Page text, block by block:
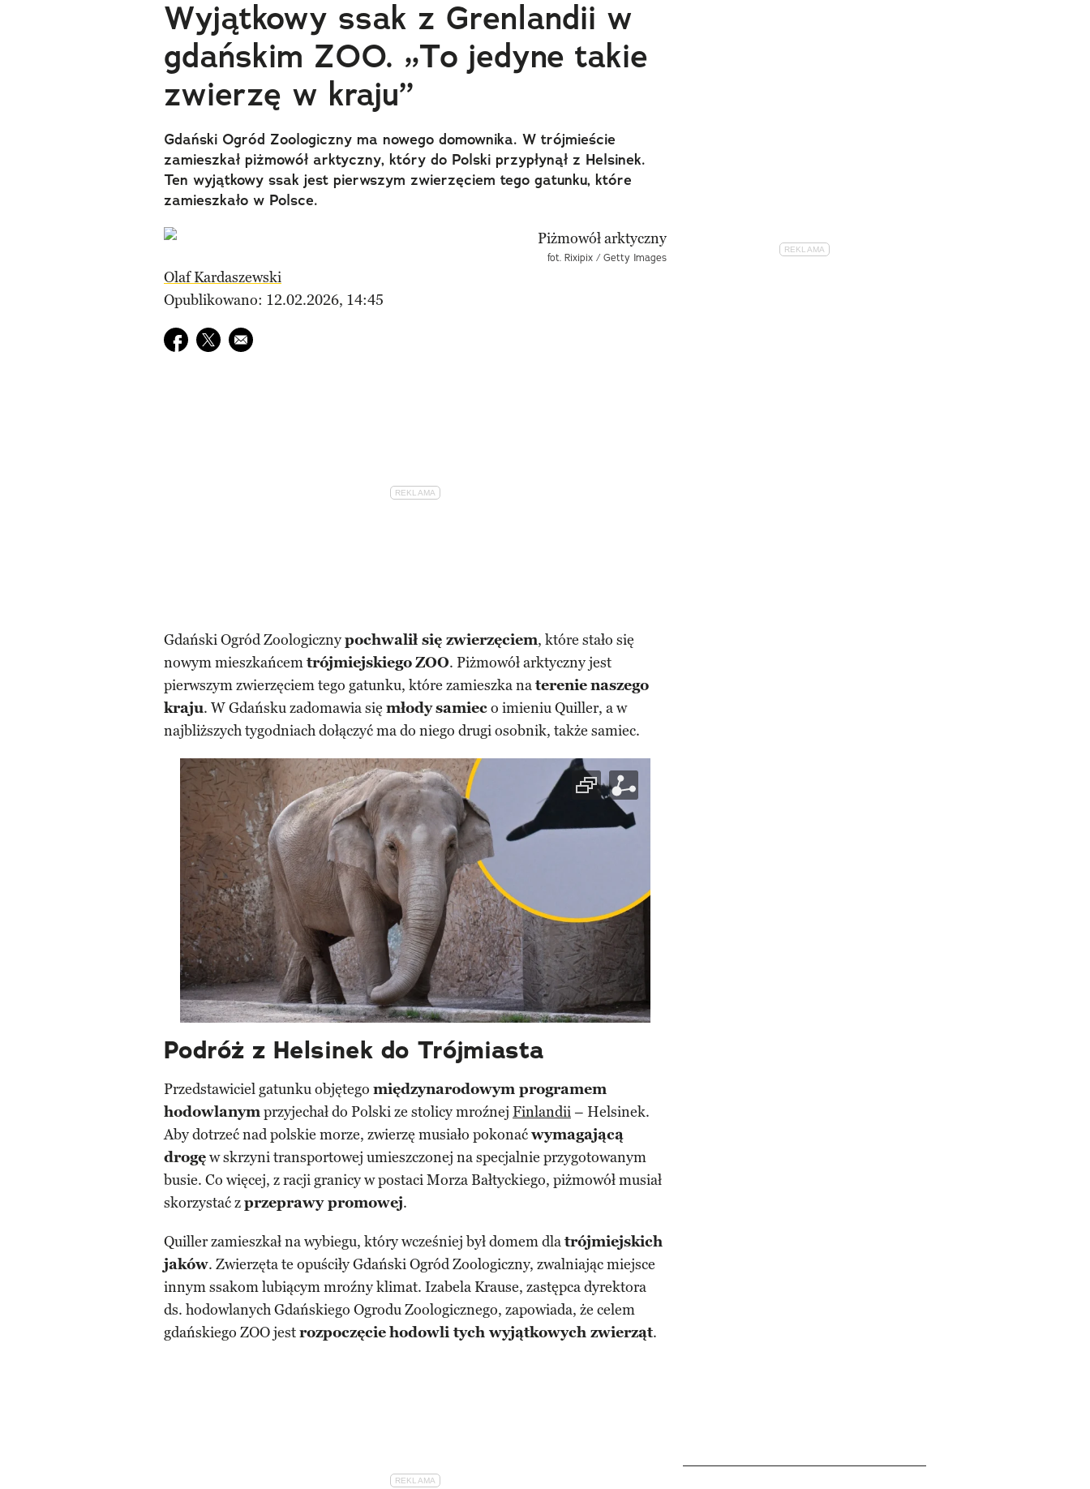
Wyjątkowy ssak z Grenlandii w
gdańskim ZOO. „To jedyne takie
zwierzę w kraju”
Gdański Ogród Zoologiczny ma nowego domownika. W trójmieście
zamieszkał piżmowół arktyczny, który do Polski przypłynął z Helsinek.
Ten wyjątkowy ssak jest pierwszym zwierzęciem tego gatunku, które
zamieszkało w Polsce.
fot. Rixipix / Getty Images
Olaf Kardaszewski
Opublikowano: 12.02.2026, 14:45
Udostępnij na facebook
Udostępnij na twitter
E-mail do przyjaciela
Gdański Ogród Zoologicznypochwalił się zwierzęciem, które stało się
nowym mieszkańcemtrójmiejskiegoZOO. Piżmowół arktyczny jest
pierwszym zwierzęciem tego gatunku, które zamieszka naterenienaszego
kraju. W Gdańsku zadomawia się młodysamieco imieniu Quiller, a w
najbliższych tygodniach dołączyć ma do niego drugi osobnik, także samiec.
Podróż z Helsinek do Trójmiasta
Przedstawiciel gatunku objętego międzynarodowym programem
hodowlanymprzyjechał do Polski ze stolicy mroźnej Finlandii– Helsinek.
Aby dotrzeć nad polskie morze, zwierzę musiało pokonaćwymagającą
drogęw skrzyni transportowej umieszczonej na specjalnie przygotowanym
busie. Co więcej, z racji granicy w postaci Morza Bałtyckiego, piżmowół musiał
skorzystać zprzeprawy promowej.
Quiller zamieszkał na wybiegu, który wcześniej był domem dlatrójmiejskich
jaków. Zwierzęta te opuściły Gdański Ogród Zoologiczny, zwalniając miejsce
innym ssakom lubiącym mroźny klimat. Izabela Krause, zastępca dyrektora
ds. hodowlanych Gdańskiego Ogrodu Zoologicznego, zapowiada, że celem
gdańskiego ZOO jestrozpoczęciehodowli tych wyjątkowych zwierząt.